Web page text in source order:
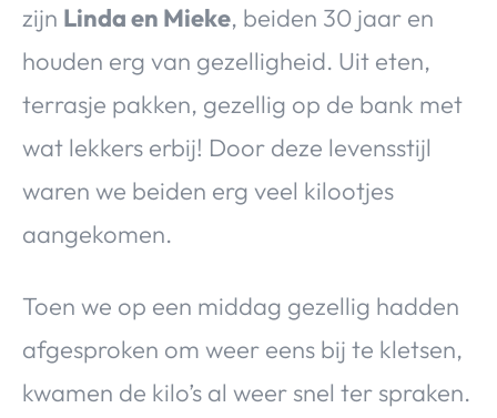
zijn Linda en Mieke, beiden 30 jaar en
houden erg van gezelligheid. Uit eten,
terrasje pakken, gezellig op de bank met
wat lekkers erbij! Door deze levensstijl
waren we beiden erg veel kilootjes
aangekomen.
Toen we op een middag gezellig hadden
afgesproken om weer eens bij te kletsen,
kwamen de kilo’s al weer snel ter spraken.